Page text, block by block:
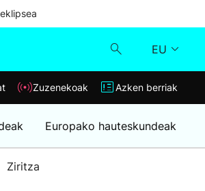
EU
Klisk
Zuzenekoak
Zuzenekoak Azken berriak
Europako hauteskundeak
Ziritza